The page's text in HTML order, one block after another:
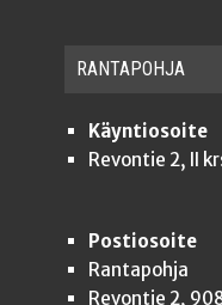
RAN­TA­POH­JA
Käyntiosoite
Revontie 2, II
Postiosoite
Rantapohja
Revontie 2,